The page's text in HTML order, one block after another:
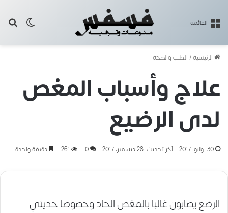
القائمة
الرئيسية/الطب والصحة
علاج وأسباب المغص
لدى الرضيع
30 يوليو، 2017 آخر تحديث: 28 ديسمبر، 2017 0
261 دقيقة واحدة
الرضع يصابون غالبا بالمغص الحاد وخصوصا حديثي